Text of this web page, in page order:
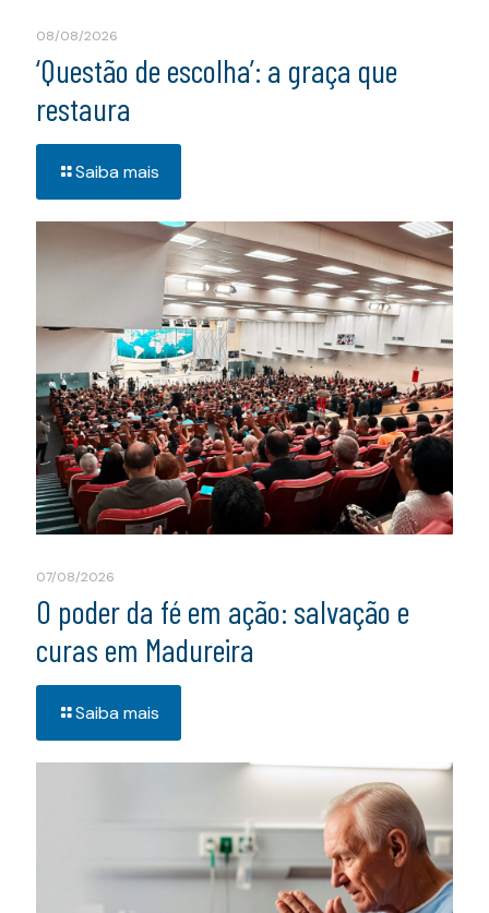
08/08/2026
‘Questão de escolha’: a graça que
restaura
Saiba mais
07/08/2026
O poder da fé em ação: salvação e
curas em Madureira
Saiba mais